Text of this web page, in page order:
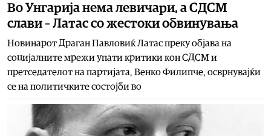
Во Унгарија нема левичари, а СДСМ
слави – Латас со жестоки обвинувања
Новинарот Драган Павловиќ Латас преку објава на
социјалните мрежи упати критики кон СДСМ и
претседателот на партијата, Венко Филипче, осврнувајќи
се на политичките состојби во